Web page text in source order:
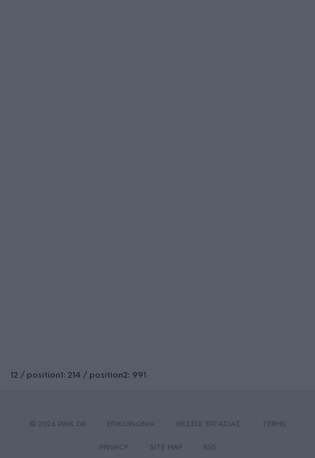
12 / position1: 214 / position2: 991
© 2026 PINK.GR ΕΠΙΚΟΙΝΩΝΙΑ ΘΕΣΕΙΣ ΕΡΓΑΣΙΑΣ TERMS
PRIVACY SITE MAP RSS